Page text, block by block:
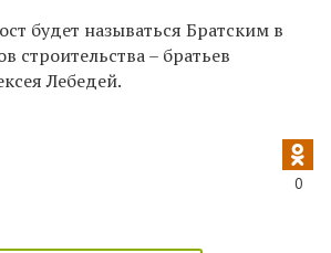
будет называться Братским в
строительства – братьев
Лебедей.
0